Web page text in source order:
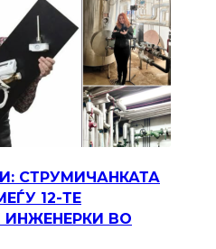
СТРУМИЧАНКАТА
12-ТЕ
ИНЖЕНЕРКИ ВО